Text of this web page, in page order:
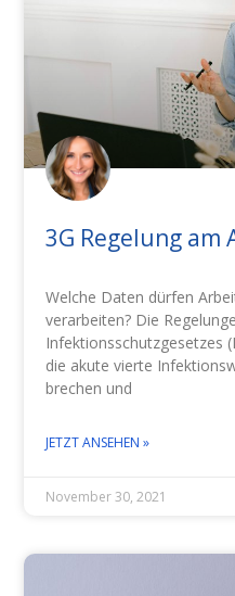
3G Regelung am
Welche Daten dürfen
verarbeiten? Die
Infektionsschutzgesetzes
die akute vierte
brechen und
JETZT ANSEHEN »
November 30, 2021